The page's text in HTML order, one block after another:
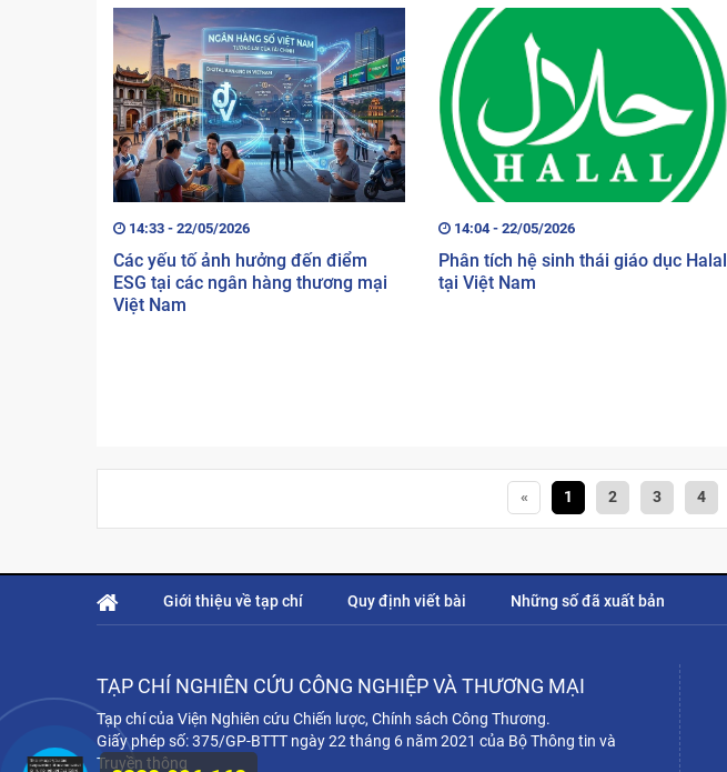
14:33 - 22/05/2026
Các yếu tố ảnh hưởng đến điểm
ESG tại các ngân hàng thương mại
Việt Nam
14:04 - 22/05/2026
Phân tích hệ sinh thái giáo dục Halal
tại Việt Nam
« 1 2 3 4
Giới thiệu về tạp chí Quy định viết bài Những số đã xuất bản
TẠP CHÍ NGHIÊN CỨU CÔNG NGHIỆP VÀ THƯƠNG MẠI
Tạp chí của Viện Nghiên cứu Chiến lược, Chính sách Công Thương.
Giấy phép số: 375/GP-BTTT ngày 22 tháng 6 năm 2021 của Bộ Thông tin và
Truyền thông